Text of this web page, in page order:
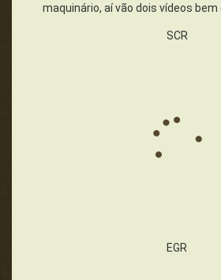
maquinário, aí vão dois vídeos
SCR
EGR